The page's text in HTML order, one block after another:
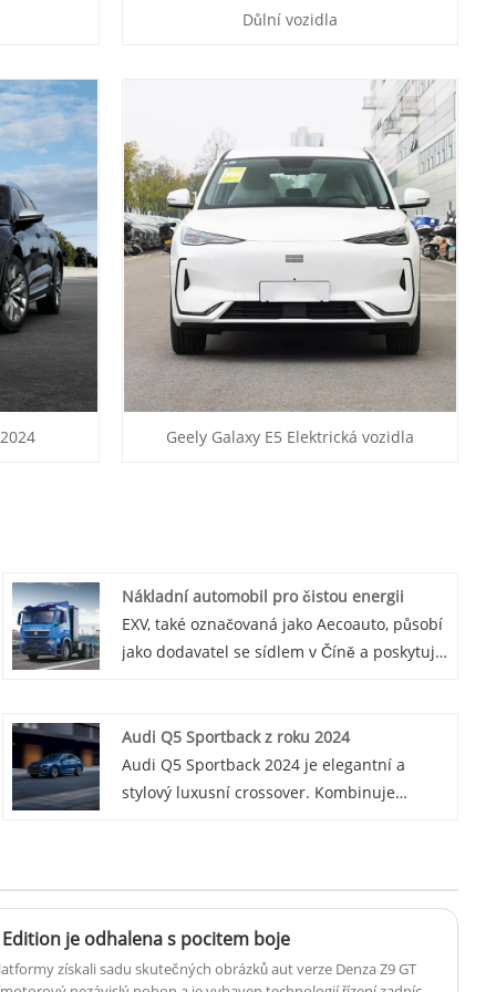
Důlní vozidla
Geely Galaxy E5 Elektrická vozidla
Nákladní automobil pro čistou energii
EXV, také označovaná jako Aecoauto, působí
jako dodavatel se sídlem v Číně a poskytuje
uspokojuje potřeby různých sektorů, ale
také pomáhá čínskému automobilovému
průmyslu rozvíjet se ekologičtějším a
Audi Q5 Sportback z roku 2024
Audi Q5 Sportback 2024 je elegantní a
stylový luxusní crossover. Kombinuje
ovladatelnost. Díky pokročilým funkcím a
prémiovým povrchovým úpravám je Q5
Sportback skvělou volbou pro ty, kteří
hledají kombinaci výkonu a luxusu.
je odhalena s pocitem boje
získali sadu skutečných obrázků aut verze Denza Z9 GT